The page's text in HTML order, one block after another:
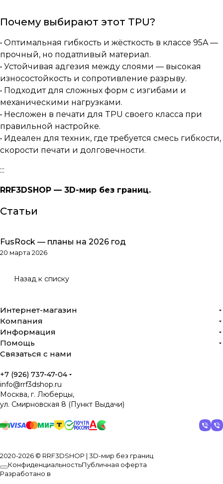
Почему выбирают этот TPU?
• Оптимальная гибкость и жёсткость в классе 95A —
прочный, но податливый материал.
• Устойчивая адгезия между слоями — высокая
износостойкость и сопротивление разрыву.
• Подходит для сложных форм с изгибами и
механическими нагрузками.
• Несложен в печати для TPU своего класса при
правильной настройке.
• Идеален для техник, где требуется смесь гибкости,
скорости печати и долговечности.
:::
RRF3DSHOP — 3D-мир без границ.
Статьи
Обзоры товаров
FusRock — планы на 2026 год
20 марта 2026
Назад к списку
Интернет-магазин
Компания
Информация
Помощь
Связаться с нами
+7 (926) 737-47-04
info@rrf3dshop.ru
Москва, г. Люберцы,
ул. Смирновская 8 (Пункт Выдачи)
2020-2026 © RRF3DSHOP | 3D-мир без границ
КонфиденциальностьПубличная оферта
Разработано в